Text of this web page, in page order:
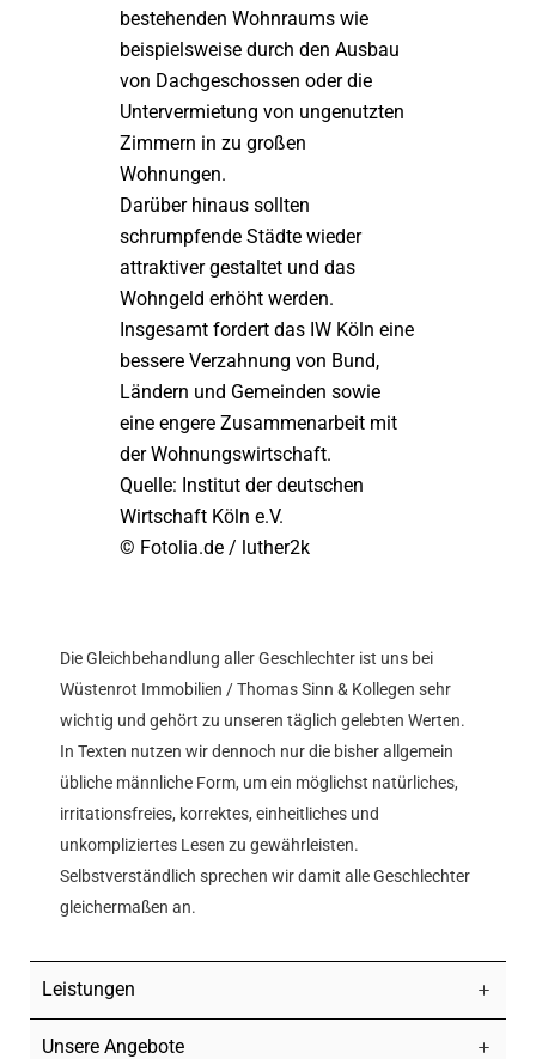
bestehenden Wohnraums wie
beispielsweise durch den Ausbau
von Dachgeschossen oder die
Untervermietung von ungenutzten
Zimmern in zu großen
Wohnungen.
Darüber hinaus sollten
schrumpfende Städte wieder
attraktiver gestaltet und das
Wohngeld erhöht werden.
Insgesamt fordert das IW Köln eine
bessere Verzahnung von Bund,
Ländern und Gemeinden sowie
eine engere Zusammenarbeit mit
der Wohnungswirtschaft.
Quelle: Institut der deutschen
Wirtschaft Köln e.V.
© Fotolia.de / luther2k
Die Gleichbehandlung aller Geschlechter ist uns bei
Wüstenrot Immobilien / Thomas Sinn & Kollegen sehr
wichtig und gehört zu unseren täglich gelebten Werten.
In Texten nutzen wir dennoch nur die bisher allgemein
übliche männliche Form, um ein möglichst natürliches,
irritationsfreies, korrektes, einheitliches und
unkompliziertes Lesen zu gewährleisten.
Selbstverständlich sprechen wir damit alle Geschlechter
gleichermaßen an.
Leistungen
Unsere Angebote